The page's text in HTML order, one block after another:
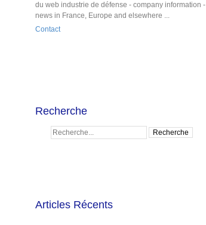
du web industrie de défense - company information -
news in France, Europe and elsewhere ...
Contact
Recherche
Articles Récents